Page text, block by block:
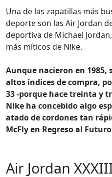
Una de las zapatillas más
deporte son las Air Jordan
deportiva de Michael
más míticos de Nike.
Aunque nacieron en 1985,
altos índices de compra,
33 -porque hace treinta y
Nike ha concebido algo
atado de cordones tan
McFly en Regreso al
Air Jordan